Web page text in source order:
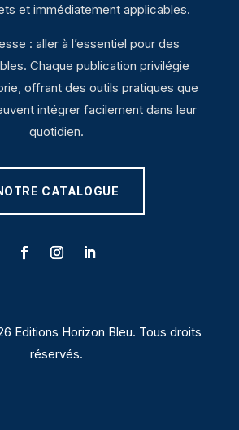
et immédiatement applicables.
: aller à l’essentiel pour des
Chaque publication privilégie
offrant des outils pratiques que
intégrer facilement dans leur
quotidien.
CATALOGUE
Editions Horizon Bleu. Tous droits
réservés.